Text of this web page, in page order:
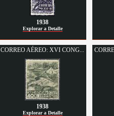
1938
Explorar a Detalle
CORREO AÉREO: XVI CONG...
1938
Explorar a Detalle